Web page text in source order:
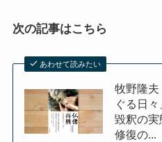
奇跡の音楽家メンデルス
クラシック・西洋美術か
夢の国ディズニーランド
次の記事はこちら
あわせて読みたい
牧野隆
ぐる日
毀釈の
修復の...